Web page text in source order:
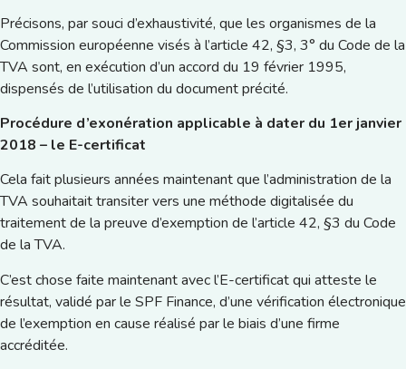
Précisons, par souci d’exhaustivité, que les organismes de la
Commission européenne visés à l’article 42, §3, 3° du Code de la
TVA sont, en exécution d’un accord du 19 février 1995,
dispensés de l’utilisation du document précité.
Procédure d’exonération applicable à dater du 1er janvier
2018 – le E-certificat
Cela fait plusieurs années maintenant que l’administration de la
TVA souhaitait transiter vers une méthode digitalisée du
traitement de la preuve d’exemption de l’article 42, §3 du Code
de la TVA.
C’est chose faite maintenant avec l’E-certificat qui atteste le
résultat, validé par le SPF Finance, d’une vérification électronique
de l’exemption en cause réalisé par le biais d’une firme
accréditée.